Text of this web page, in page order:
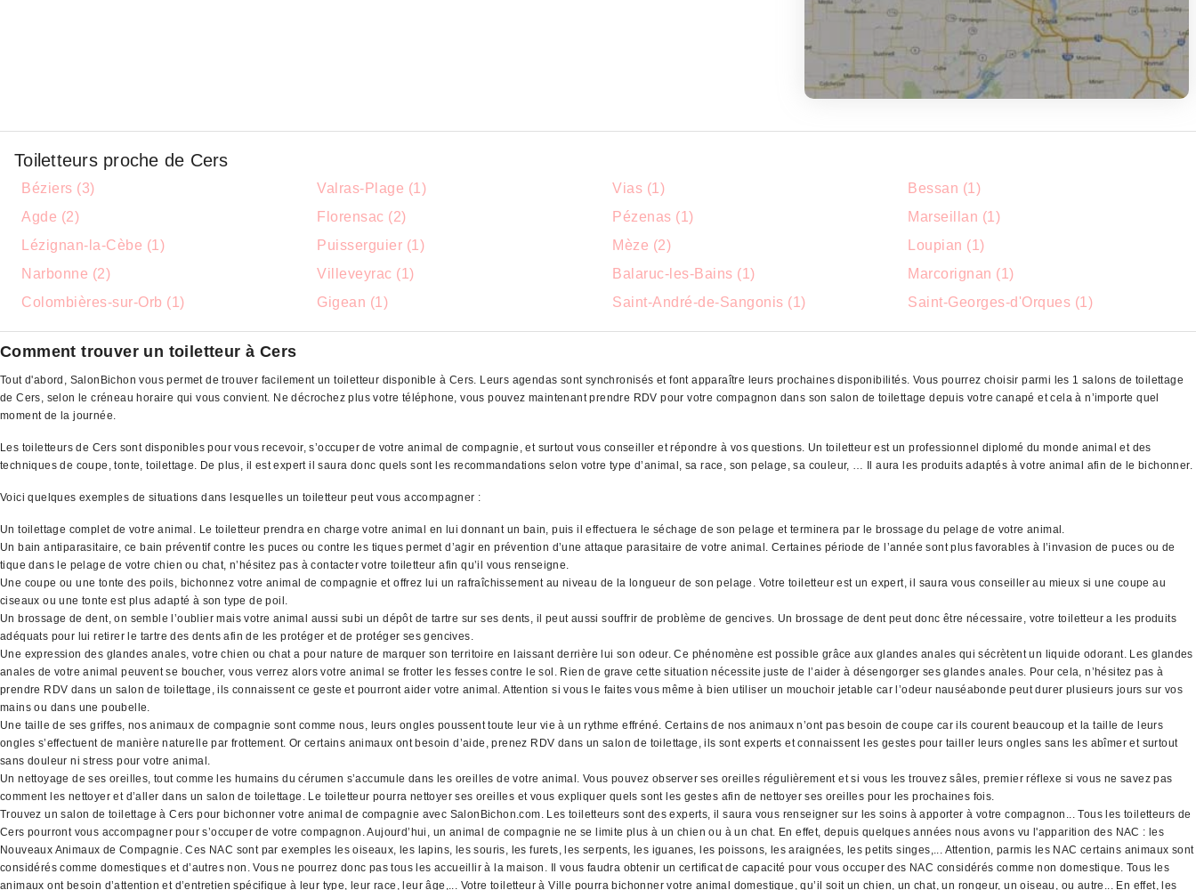
Toiletteurs proche de Cers
Béziers (3) Valras-Plage (1) Vias (1)
Bessan (1)
Agde (2)
Florensac (2) Pézenas (1)
Marseillan (1)
Lézignan-la-Cèbe (1)
Puisserguier (1) Mèze (2)
Loupian (1)
Narbonne (2)
Villeveyrac (1) Balaruc-les-Bains (1)
Marcorignan (1)
Colombières-sur-Orb (1)
Gigean (1) Saint-André-de-Sangonis (1) Saint-Georges-d'Orques (1)
Comment trouver un toiletteur à Cers
Tout d'abord, SalonBichon vous permet de trouver facilement un toiletteur disponible à Cers. Leurs agendas sont synchronisés et font apparaître leurs prochaines disponibilités. Vous pourrez choisir parmi les 1 salons de toilettage
de Cers, selon le créneau horaire qui vous convient. Ne décrochez plus votre téléphone, vous pouvez maintenant prendre RDV pour votre compagnon dans son salon de toilettage depuis votre canapé et cela à n’importe quel
moment de la journée.
Les toiletteurs de Cers sont disponibles pour vous recevoir, s’occuper de votre animal de compagnie, et surtout vous conseiller et répondre à vos questions. Un toiletteur est un professionnel diplomé du monde animal et des
techniques de coupe, tonte, toilettage. De plus, il est expert il saura donc quels sont les recommandations selon votre type d’animal, sa race, son pelage, sa couleur, … Il aura les produits adaptés à votre animal afin de le bichonner.
Voici quelques exemples de situations dans lesquelles un toiletteur peut vous accompagner :
Un toilettage complet de votre animal. Le toiletteur prendra en charge votre animal en lui donnant un bain, puis il effectuera le séchage de son pelage et terminera par le brossage du pelage de votre animal.
Un bain antiparasitaire, ce bain préventif contre les puces ou contre les tiques permet d’agir en prévention d’une attaque parasitaire de votre animal. Certaines période de l’année sont plus favorables à l’invasion de puces ou de
tique dans le pelage de votre chien ou chat, n’hésitez pas à contacter votre toiletteur afin qu’il vous renseigne.
Une coupe ou une tonte des poils, bichonnez votre animal de compagnie et offrez lui un rafraîchissement au niveau de la longueur de son pelage. Votre toiletteur est un expert, il saura vous conseiller au mieux si une coupe au
ciseaux ou une tonte est plus adapté à son type de poil.
Un brossage de dent, on semble l’oublier mais votre animal aussi subi un dépôt de tartre sur ses dents, il peut aussi souffrir de problème de gencives. Un brossage de dent peut donc être nécessaire, votre toiletteur a les produits
adéquats pour lui retirer le tartre des dents afin de les protéger et de protéger ses gencives.
Une expression des glandes anales, votre chien ou chat a pour nature de marquer son territoire en laissant derrière lui son odeur. Ce phénomène est possible grâce aux glandes anales qui sécrètent un liquide odorant. Les glandes
anales de votre animal peuvent se boucher, vous verrez alors votre animal se frotter les fesses contre le sol. Rien de grave cette situation nécessite juste de l’aider à désengorger ses glandes anales. Pour cela, n’hésitez pas à
prendre RDV dans un salon de toilettage, ils connaissent ce geste et pourront aider votre animal. Attention si vous le faites vous même à bien utiliser un mouchoir jetable car l’odeur nauséabonde peut durer plusieurs jours sur vos
mains ou dans une poubelle.
Une taille de ses griffes, nos animaux de compagnie sont comme nous, leurs ongles poussent toute leur vie à un rythme effréné. Certains de nos animaux n’ont pas besoin de coupe car ils courent beaucoup et la taille de leurs
ongles s’effectuent de manière naturelle par frottement. Or certains animaux ont besoin d’aide, prenez RDV dans un salon de toilettage, ils sont experts et connaissent les gestes pour tailler leurs ongles sans les abîmer et surtout
sans douleur ni stress pour votre animal.
Un nettoyage de ses oreilles, tout comme les humains du cérumen s’accumule dans les oreilles de votre animal. Vous pouvez observer ses oreilles régulièrement et si vous les trouvez sâles, premier réflexe si vous ne savez pas
comment les nettoyer et d’aller dans un salon de toilettage. Le toiletteur pourra nettoyer ses oreilles et vous expliquer quels sont les gestes afin de nettoyer ses oreilles pour les prochaines fois.
Trouvez un salon de toilettage à Cers pour bichonner votre animal de compagnie avec SalonBichon.com. Les toiletteurs sont des experts, il saura vous renseigner sur les soins à apporter à votre compagnon... Tous les toiletteurs de
Cers pourront vous accompagner pour s’occuper de votre compagnon. Aujourd’hui, un animal de compagnie ne se limite plus à un chien ou à un chat. En effet, depuis quelques années nous avons vu l'apparition des NAC : les
Nouveaux Animaux de Compagnie. Ces NAC sont par exemples les oiseaux, les lapins, les souris, les furets, les serpents, les iguanes, les poissons, les araignées, les petits singes,... Attention, parmis les NAC certains animaux sont
considérés comme domestiques et d’autres non. Vous ne pourrez donc pas tous les accueillir à la maison. Il vous faudra obtenir un certificat de capacité pour vous occuper des NAC considérés comme non domestique. Tous les
animaux ont besoin d’attention et d’entretien spécifique à leur type, leur race, leur âge,... Votre toiletteur à Ville pourra bichonner votre animal domestique, qu’il soit un chien, un chat, un rongeur, un oiseau, ou autre... En effet, les